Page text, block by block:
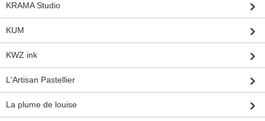
KRAMA Studio
KUM
KWZ ink
L'Artisan Pastellier
La plume de louise